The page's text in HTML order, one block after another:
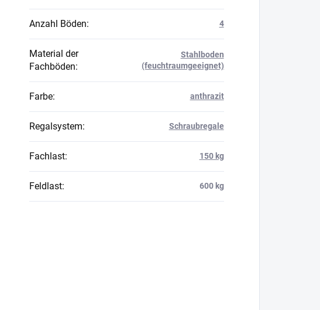
Anzahl Böden: 4
Material der
Fachböden:
Stahlboden
(feuchtraumgeeignet)
Farbe: anthrazit
Regalsystem: Schraubregale
Fachlast: 150 kg
Feldlast: 600 kg